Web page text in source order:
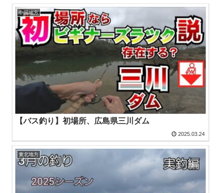
中国地方
【バス釣り】初場所、広島県三川ダム
2025.03.24
東北地方